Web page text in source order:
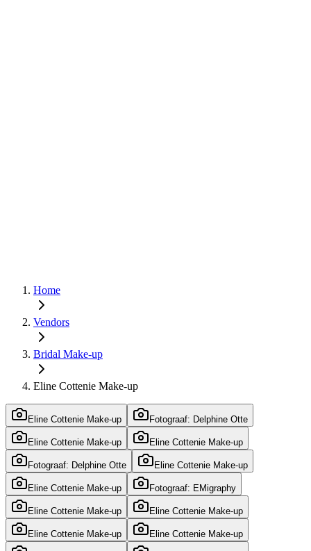
Home
Vendors
Bridal Make-up
Eline Cottenie Make-up
Eline Cottenie Make-up Fotograaf: Delphine Otte
Eline Cottenie Make-up Eline Cottenie Make-up
Fotograaf: Delphine Otte Eline Cottenie Make-up
Eline Cottenie Make-up Fotograaf: EMigraphy
Eline Cottenie Make-up Eline Cottenie Make-up
Eline Cottenie Make-up Eline Cottenie Make-up